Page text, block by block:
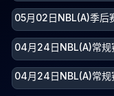
05月02日NBL(A)季后
04月24日NBL(A)常规
04月24日NBL(A)常规